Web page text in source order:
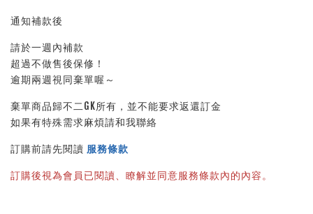
通知補款後
請於一週內補款
超過不做售後保修！
逾期兩週視同棄單喔～
棄單商品歸不二GK所有，並不能要求返還訂金
如果有特殊需求麻煩請和我聯絡
訂購前請先閱讀 服務條款
訂購後視為會員已閱讀、瞭解並同意服務條款內的內容。